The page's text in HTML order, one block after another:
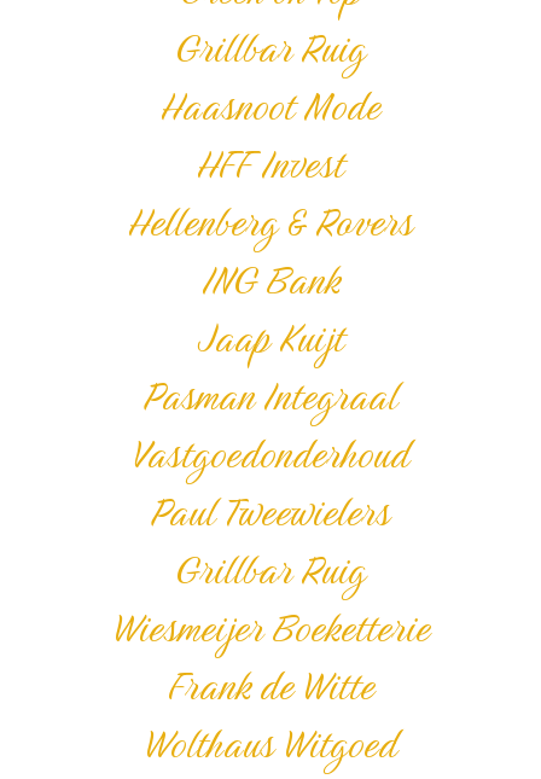
Grillbar Ruig
Haasnoot Mode
HFF Invest
Hellenberg & Rovers
ING Bank
Jaap Kuijt
Pasman Integraal
Vastgoedonderhoud
Paul Tweewielers
Grillbar Ruig
Wiesmeijer Boeketterie
Frank de Witte
Wolthaus Witgoed